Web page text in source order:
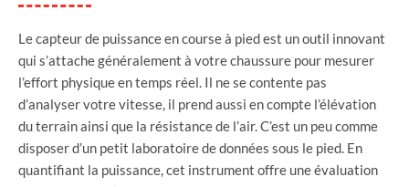
Le capteur de puissance en course à pied est un outil innovant
qui s’attache généralement à votre chaussure pour mesurer
l’effort physique en temps réel. Il ne se contente pas
d’analyser votre vitesse, il prend aussi en compte l’élévation
du terrain ainsi que la résistance de l’air. C’est un peu comme
disposer d’un petit laboratoire de données sous le pied. En
quantifiant la puissance, cet instrument offre une évaluation